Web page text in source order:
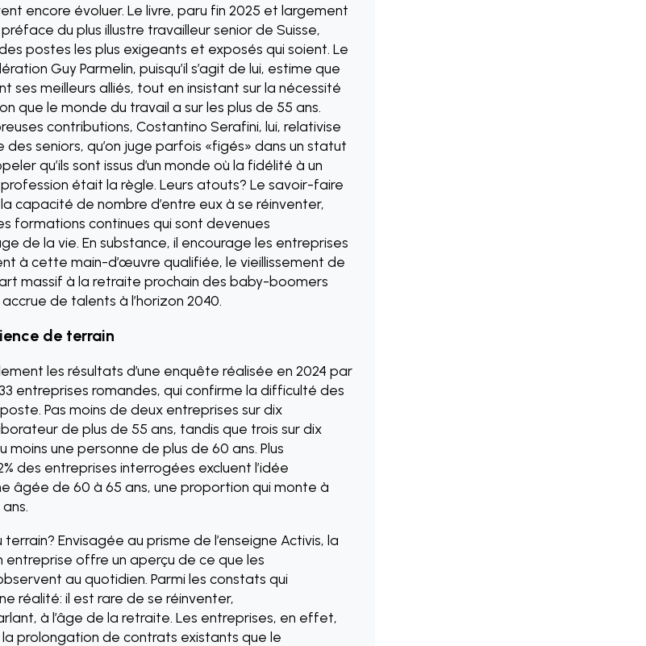
encore évoluer. Le livre, paru fin 2025 et largement
du plus illustre travailleur senior de Suisse,
postes les plus exigeants et exposés qui soient. Le
Guy Parmelin, puisqu’il s’agit de lui, estime que
ses meilleurs alliés, tout en insistant sur la nécessité
que le monde du travail a sur les plus de 55 ans.
contributions, Costantino Serafini, lui, relativise
des seniors, qu’on juge parfois «figés» dans un statut
qu’ils sont issus d’un monde où la fidélité à un
était la règle. Leurs atouts? Le savoir-faire
capacité de nombre d’entre eux à se réinventer,
formations continues qui sont devenues
de la vie. En substance, il encourage les entreprises
à cette main-d’œuvre qualifiée, le vieillissement de
massif à la retraite prochain des baby-boomers
de talents à l’horizon 2040.
de terrain
les résultats d’une enquête réalisée en 2024 par
entreprises romandes, qui confirme la difficulté des
Pas moins de deux entreprises sur dix
de plus de 55 ans, tandis que trois sur dix
une personne de plus de 60 ans. Plus
des entreprises interrogées excluent l’idée
âgée de 60 à 65 ans, une proportion qui monte à
Envisagée au prisme de l’enseigne Activis, la
entreprise offre un aperçu de ce que les
au quotidien. Parmi les constats qui
réalité: il est rare de se réinventer,
à l’âge de la retraite. Les entreprises, en effet,
prolongation de contrats existants que le